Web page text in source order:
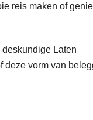
reis maken of
Laten
deze vorm van